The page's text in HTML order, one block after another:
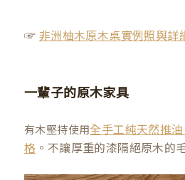
☞ 非洲柚木原木桌實例照與詳
一輩子的原木家具
有木堅持使用全手工純天然推油
格 。不讓厚重的漆隔絕原木的